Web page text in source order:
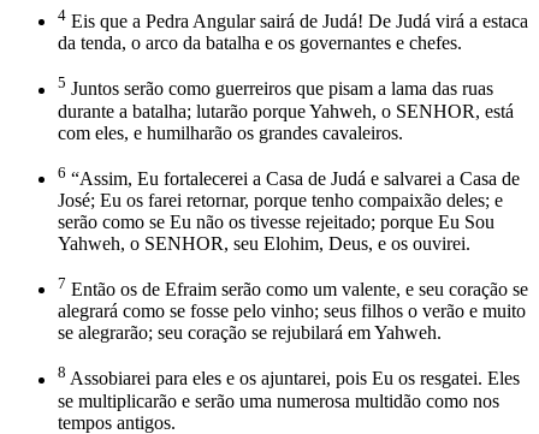
4 Eis que a Pedra Angular sairá de Judá! De Judá virá a estaca
da tenda, o arco da batalha e os governantes e chefes.
5 Juntos serão como guerreiros que pisam a lama das ruas
durante a batalha; lutarão porque Yahweh, o SENHOR, está
com eles, e humilharão os grandes cavaleiros.
6 “Assim, Eu fortalecerei a Casa de Judá e salvarei a Casa de
José; Eu os farei retornar, porque tenho compaixão deles; e
serão como se Eu não os tivesse rejeitado; porque Eu Sou
Yahweh, o SENHOR, seu Elohim, Deus, e os ouvirei.
7 Então os de Efraim serão como um valente, e seu coração se
alegrará como se fosse pelo vinho; seus filhos o verão e muito
se alegrarão; seu coração se rejubilará em Yahweh.
8 Assobiarei para eles e os ajuntarei, pois Eu os resgatei. Eles
se multiplicarão e serão uma numerosa multidão como nos
tempos antigos.